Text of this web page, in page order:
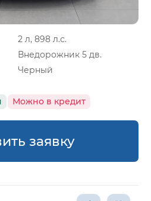
2 л, 898 л.с.
Внедорожник 5 дв.
Черный
Можно в кредит
заявку